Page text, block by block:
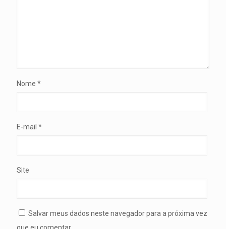
Nome *
E-mail *
Site
Salvar meus dados neste navegador para a próxima vez